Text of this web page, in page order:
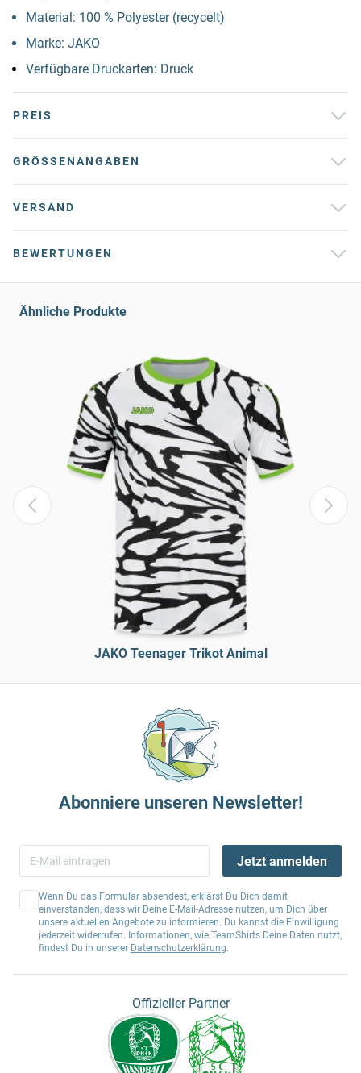
Material: 100 % Polyester (recycelt)
Marke: JAKO
Verfügbare Druckarten: Druck
PREIS
GRÖSSENANGABEN
VERSAND
BEWERTUNGEN
Ähnliche Produkte
JAKO Teenager Trikot Animal
Abonniere unseren Newsletter!
Jetzt anmelden
Wenn Du das Formular absendest, erklärst Du Dich damit
einverstanden, dass wir Deine E-Mail-Adresse nutzen, um Dich über
unsere aktuellen Angebote zu informieren. Du kannst die Einwilligung
jederzeit widerrufen. Informationen, wie TeamShirts Deine Daten nutzt,
findest Du in unserer Datenschutzerklärung.
Offizieller Partner